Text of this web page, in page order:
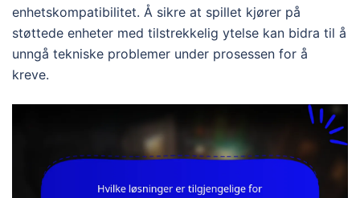
enhetskompatibilitet. Å sikre at spillet kjører på
støttede enheter med tilstrekkelig ytelse kan bidra til å
unngå tekniske problemer under prosessen for å
kreve.